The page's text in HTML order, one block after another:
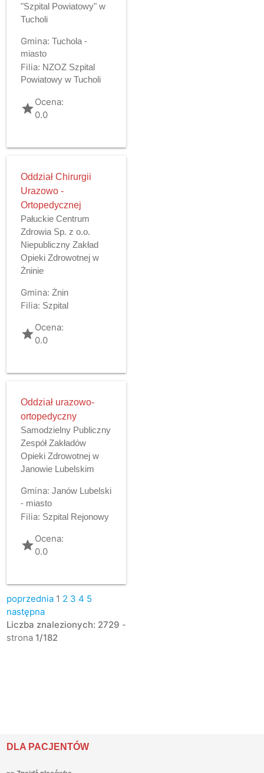
"Szpital Powiatowy" w
Tucholi
Gmina: Tuchola -
miasto
Filia: NZOZ Szpital
Powiatowy w Tucholi
gradeOcena:
0.0
Oddział Chirurgii
Urazowo -
Ortopedycznej
Pałuckie Centrum
Zdrowia Sp. z o.o.
Niepubliczny Zakład
Opieki Zdrowotnej w
Żninie
Gmina: Żnin
Filia: Szpital
gradeOcena:
0.0
Oddział urazowo-
ortopedyczny
Samodzielny Publiczny
Zespół Zakładów
Opieki Zdrowotnej w
Janowie Lubelskim
Gmina: Janów Lubelski
- miasto
Filia: Szpital Rejonowy
gradeOcena:
0.0
poprzednia 1 2 3 4 5
następna
Liczba znalezionych: 2729 -
strona 1/182
DLA PACJENTÓW